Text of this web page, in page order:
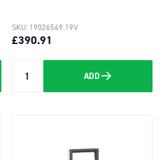
£390.91
SKU: 19026549.19V
Quantity ADD